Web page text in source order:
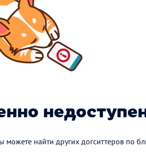
можете найти других догситтеров по